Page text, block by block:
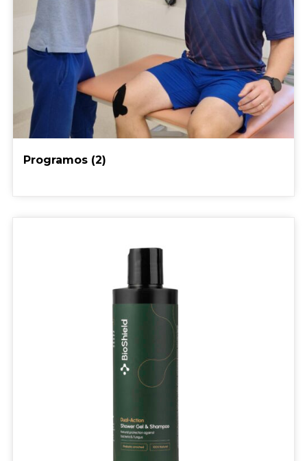
Programos (2)